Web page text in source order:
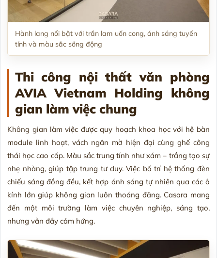
Hành lang nổi bật với trần lam uốn cong, ánh sáng tuyến
tính và màu sắc sống động
Thi công nội thất văn phòng
AVIA Vietnam Holding không
gian làm việc chung
Không gian làm việc được quy hoạch khoa học với hệ bàn
module linh hoạt, vách ngăn mờ hiện đại cùng ghế công
thái học cao cấp. Màu sắc trung tính như xám – trắng tạo sự
nhẹ nhàng, giúp tập trung tư duy. Việc bố trí hệ thống đèn
chiếu sáng đồng đều, kết hợp ánh sáng tự nhiên qua các ô
kính lớn giúp không gian luôn thoáng đãng. Casara mang
đến một môi trường làm việc chuyên nghiệp, sáng tạo,
nhưng vẫn đầy cảm hứng.